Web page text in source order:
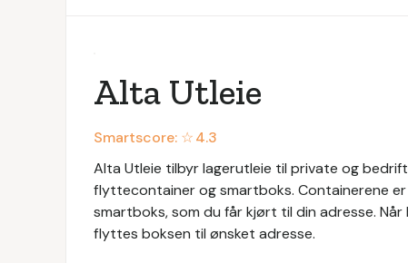
Alta Utleie
Smartscore: ☆4.3
Alta Utleie tilbyr lagerutleie til private og
flyttecontainer og smartboks. Containerene
smartboks, som du får kjørt til din adresse.
flyttes boksen til ønsket adresse.